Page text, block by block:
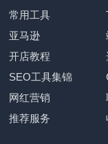
常用工具
亚马逊
开店教程
SEO工具集锦
网红营销
推荐服务